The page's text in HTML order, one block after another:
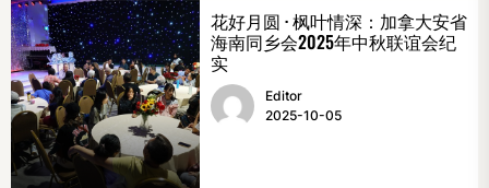
花好月圆 · 枫叶情深：加拿大安省
海南同乡会2025年中秋联谊会纪
实
Editor
2025-10-05